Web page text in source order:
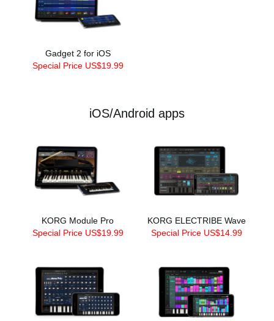
Gadget 2 for iOS
Special Price US$19.99
iOS/Android apps
KORG Module Pro
Special Price US$19.99
KORG ELECTRIBE Wave
Special Price US$14.99